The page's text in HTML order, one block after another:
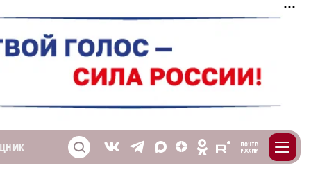
S V T X Z O E m